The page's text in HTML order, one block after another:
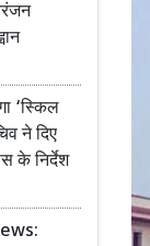
‘स्किल
ने दिए
के निर्देश